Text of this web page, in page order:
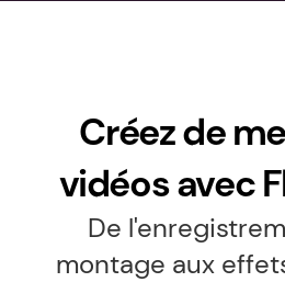
Créez de
vidéos avec
De
montage aux